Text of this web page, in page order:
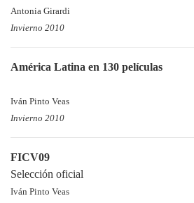
Antonia Girardi
Invierno 2010
América Latina en 130 películas
Iván Pinto Veas
Invierno 2010
FICV09
Selección oficial
Iván Pinto Veas